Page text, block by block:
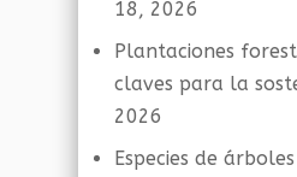
18, 2026
Plantaciones
claves para la
2026
Especies de